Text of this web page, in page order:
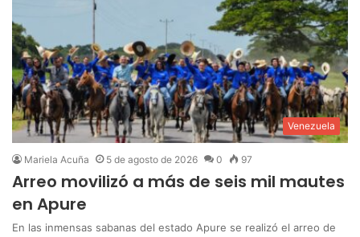
Venezuela
Mariela Acuña 5 de agosto de 2026 0 97
Arreo movilizó a más de seis mil mautes
en Apure
En las inmensas sabanas del estado Apure se realizó el arreo de